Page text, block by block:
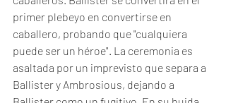
primer plebeyo en convertirse en
caballero, probando que "cualquiera
puede ser un héroe". La ceremonia es
asaltada por un imprevisto que separa a
Ballister y Ambrosious, dejando a